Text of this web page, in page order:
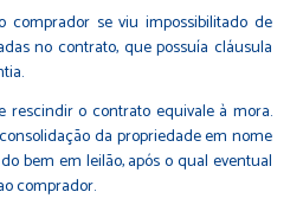
comprador se viu impossibilitado de
no contrato, que possuía cláusula
rescindir o contrato equivale à mora.
da propriedade em nome
bem em leilão, após o qual eventual
comprador.